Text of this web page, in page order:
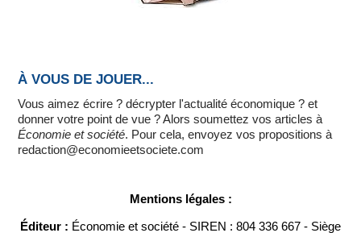
À VOUS DE JOUER...
Vous aimez écrire ? décrypter l'actualité économique ? et
donner votre point de vue ? Alors soumettez vos articles à
Économie et société. Pour cela, envoyez vos propositions à
redaction@economieetsociete.com
Mentions légales :
Éditeur : Économie et société - SIREN : 804 336 667 - Siège